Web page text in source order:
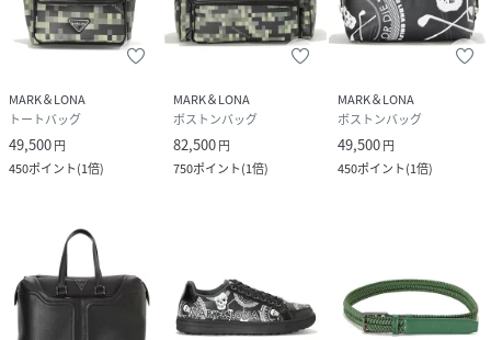
MARK＆LONA
トートバッグ
49,500円
450ポイント(1倍)
MARK＆LONA
ボストンバッグ
82,500円
750ポイント(1倍)
MARK＆LONA
ボストンバッグ
49,500円
450ポイント(1倍)